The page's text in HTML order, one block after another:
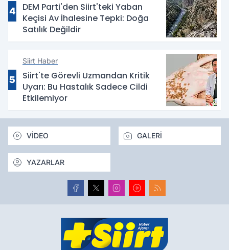
4
DEM Parti'den Siirt'teki Yaban
Keçisi Av İhalesine Tepki: Doğa
Satılık Değildir
5
Siirt Haber
Siirt'te Görevli Uzmandan Kritik
Uyarı: Bu Hastalık Sadece Cildi
Etkilemiyor
VİDEO GALERİ
YAZARLAR